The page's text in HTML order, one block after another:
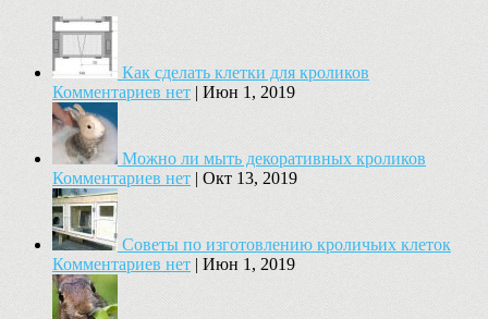
Как сделать клетки для кроликов
Комментариев нет | Июн 1, 2019
Можно ли мыть декоративных кроликов
Комментариев нет | Окт 13, 2019
Советы по изготовлению кроличьих клеток
Комментариев нет | Июн 1, 2019